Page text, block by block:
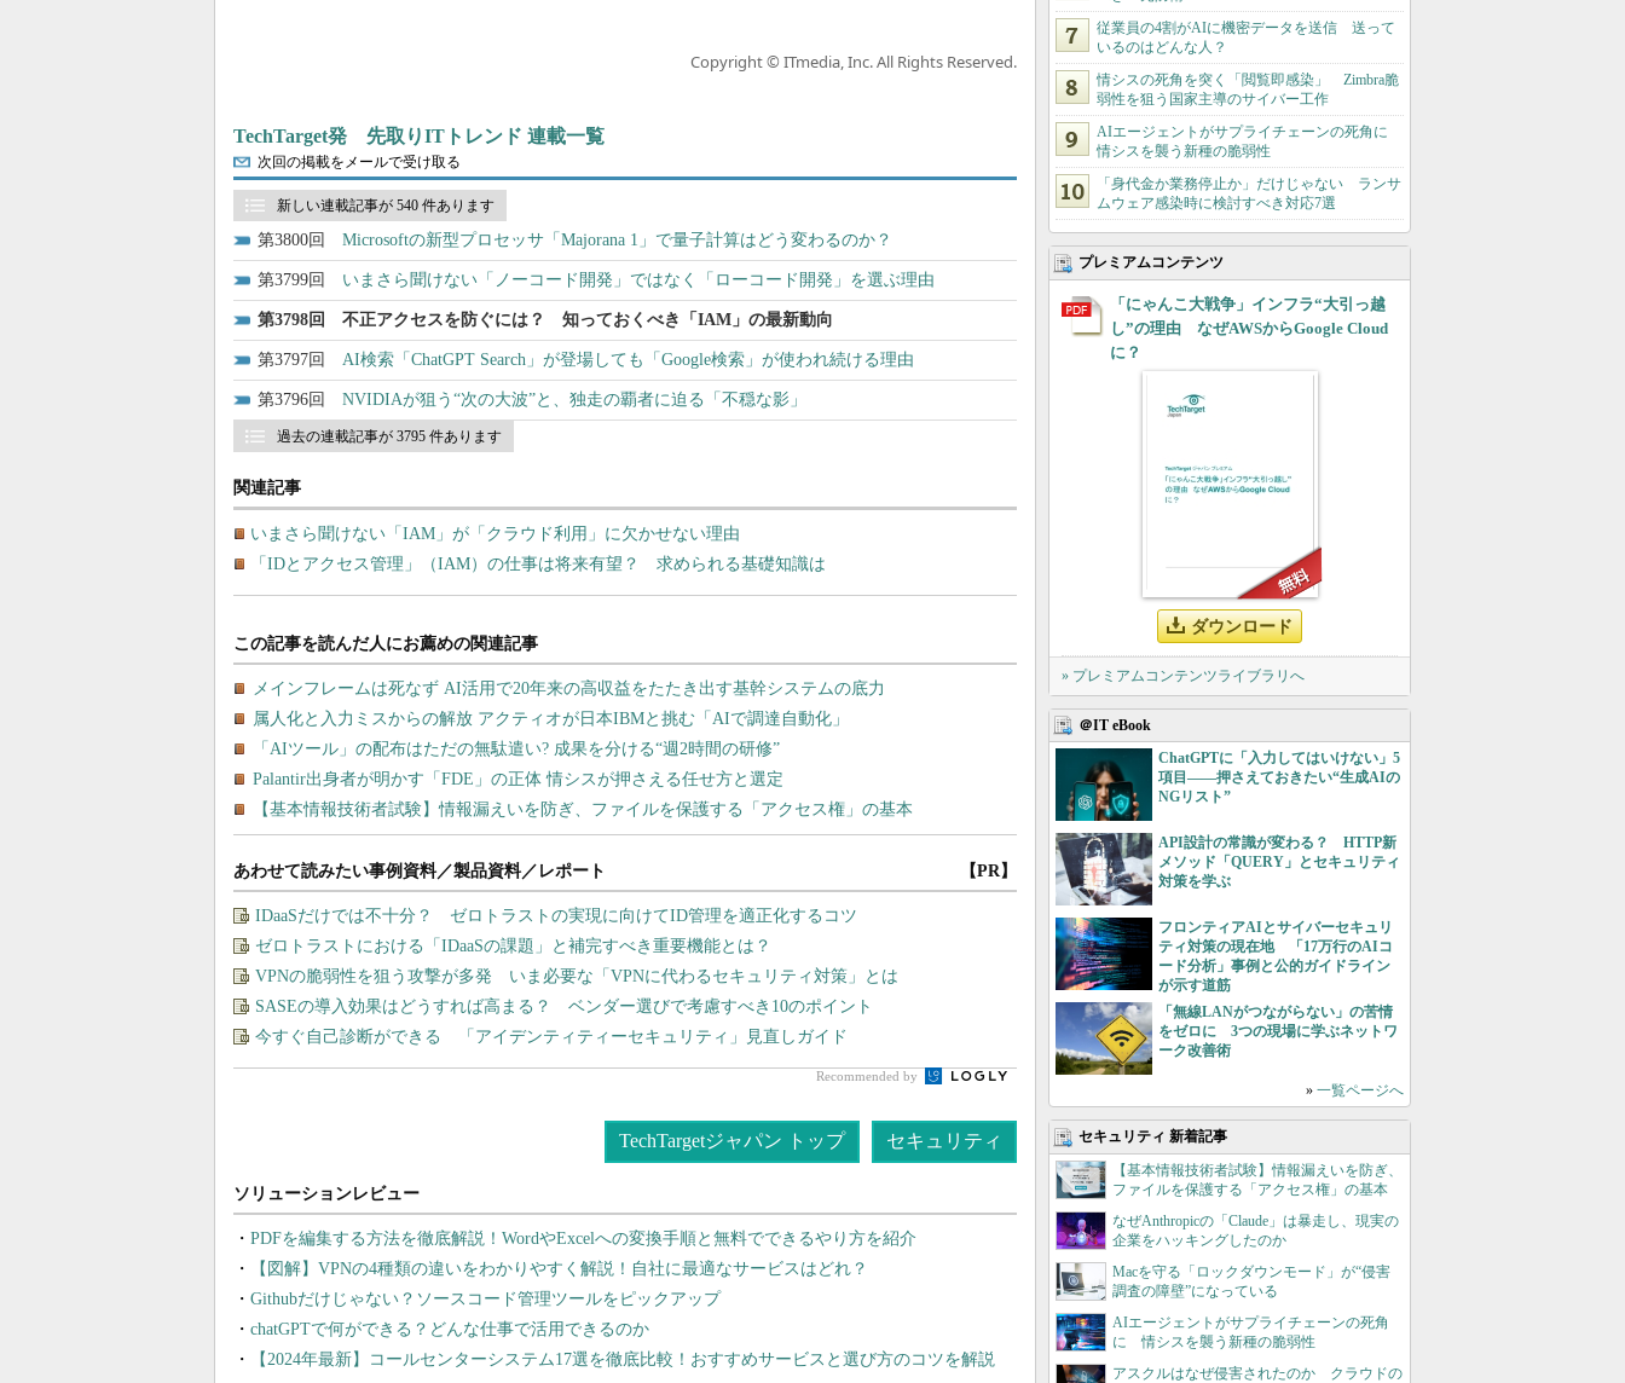
Copyright © ITmedia, Inc. All Rights Reserved.
TechTarget発 先取りITトレンド 連載一覧
次回の掲載をメールで受け取る
新しい連載記事が 540 件あります
3800 Microsoftの新型プロセッサ「Majorana 1」で量子計算はどう変わるのか？
3799 いまさら聞けない「ノーコード開発」ではなく「ローコード開発」を選ぶ理由
3798 不正アクセスを防ぐには？ 知っておくべき「IAM」の最新動向
3797 AI検索「ChatGPT Search」が登場しても「Google検索」が使われ続ける理由
3796 NVIDIAが狙う“次の大波”と、独走の覇者に迫る「不穏な影」
過去の連載記事が 3795 件あります
関連記事
いまさら聞けない「IAM」が「クラウド利用」に欠かせない理由
「IDとアクセス管理」（IAM）の仕事は将来有望？ 求められる基礎知識は
あわせて読みたい事例資料／製品資料／レポート 【PR】
IDaaSだけでは不十分？ ゼロトラストの実現に向けてID管理を適正化するコツ
ゼロトラストにおける「IDaaSの課題」と補完すべき重要機能とは？
VPNの脆弱性を狙う攻撃が多発 いま必要な「VPNに代わるセキュリティ対策」とは
SASEの導入効果はどうすれば高まる？ ベンダー選びで考慮すべき10のポイント
今すぐ自己診断ができる 「アイデンティティーセキュリティ」見直しガイド
Recommended by
TechTargetジャパン トップ セキュリティ
PDFを編集する方法を徹底解説！WordやExcelへの変換手順と無料でできるやり方を紹介
【図解】VPNの4種類の違いをわかりやすく解説！自社に最適なサービスはどれ？
Githubだけじゃない？ソースコード管理ツールをピックアップ
chatGPTで何ができる？どんな仕事で活用できるのか
【2024年最新】コールセンターシステム17選を徹底比較！おすすめサービスと選び方のコツを解説
従業員の4割がAIに機密データを送信 送って
いるのはどんな人？
情シスの死角を突く「閲覧即感染」 Zimbra脆
弱性を狙う国家主導のサイバー工作
AIエージェントがサプライチェーンの死角に
情シスを襲う新種の脆弱性
「身代金か業務停止か」だけじゃない ランサ
ムウェア感染時に検討すべき対応7選
プレミアムコンテンツ
「にゃんこ大戦争」インフラ“大引っ越
し”の理由 なぜAWSからGoogle Cloud
に？
ダウンロード
» プレミアムコンテンツライブラリへ
＠IT eBook
ChatGPTに「入力してはいけない」5
項目――押さえておきたい“生成AIの
NGリスト”
API設計の常識が変わる？ HTTP新
メソッド「QUERY」とセキュリティ
対策を学ぶ
フロンティアAIとサイバーセキュリ
ティ対策の現在地 「17万行のAIコ
ード分析」事例と公的ガイドライン
が示す道筋
「無線LANがつながらない」の苦情
をゼロに 3つの現場に学ぶネットワ
ーク改善術
» 一覧ページへ
セキュリティ 新着記事
【基本情報技術者試験】情報漏えいを防ぎ、
ファイルを保護する「アクセス権」の基本
なぜAnthropicの「Claude」は暴走し、現実の
企業をハッキングしたのか
Macを守る「ロックダウンモード」が“侵害
調査の障壁”になっている
AIエージェントがサプライチェーンの死角
に 情シスを襲う新種の脆弱性
アスクルはなぜ侵害されたのか クラウドの